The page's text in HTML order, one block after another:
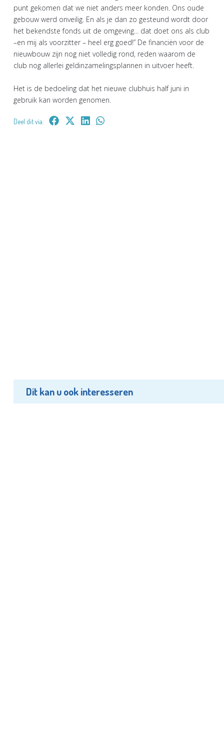
punt gekomen dat we niet anders meer konden. Ons oude
gebouw werd onveilig. En als je dan zo gesteund wordt door
het bekendste fonds uit de omgeving... dat doet ons als club
–en mij als voorzitter – heel erg goed!” De financiën voor de
nieuwbouw zijn nog niet volledig rond, reden waarom de
club nog allerlei geldinzamelingsplannen in uitvoer heeft.
Het is de bedoeling dat het nieuwe clubhuis half juni in
gebruik kan worden genomen.
Deel dit via:
Dit kan u ook interesseren